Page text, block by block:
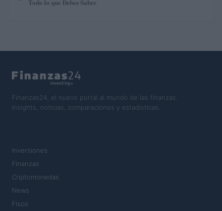
Todo lo que Debes Saber
Finanzas24, el nuevo portal al mundo de las finanzas.
Insights, noticias, comparaciones y estadísticas.
Inversiones
Finanzas
Criptomonedas
News
Fisco